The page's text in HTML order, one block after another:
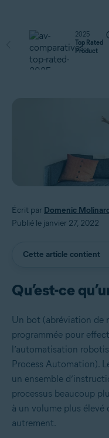
2025
Top Rated
Product
Écrit par Domenic
Publié le janvier 27, 2022
Cette article contient
Qu’est-ce
Un bot (abréviation de
programmée pour
l’automatisation
Process Automation).
un ensemble
processus beaucoup
à un volume plus élevé
autrement.